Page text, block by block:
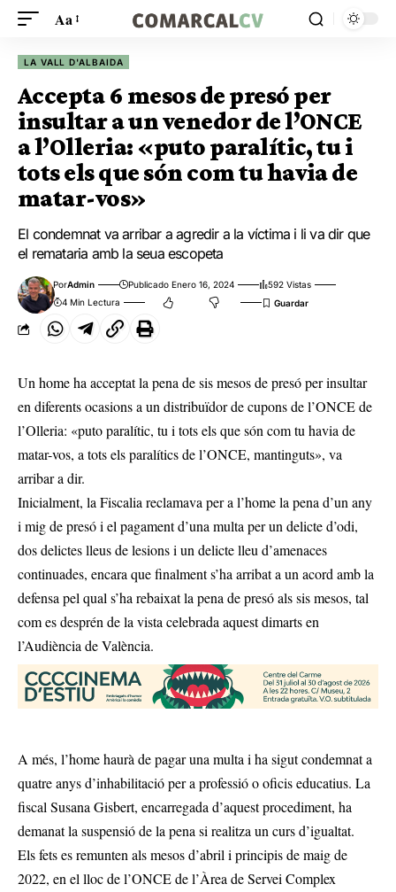
Aa
LA VALL D'ALBAIDA
Accepta 6 mesos de presó per
insultar a un venedor de l’ONCE
a l’Olleria: «puto paralític, tu i
tots els que són com tu havia de
matar-vos»
El condemnat va arribar a agredir a la víctima i li va dir que
el remataria amb la seua escopeta
PorAdmin Publicado Enero 16, 2024
592 Vistas
4 Min Lectura
Un home ha acceptat la pena de sis mesos de presó per insultar
en diferents ocasions a un distribuïdor de cupons de l’ONCE de
l’Olleria: «puto paralític, tu i tots els que són com tu havia de
matar-vos, a tots els paralítics de l’ONCE, mantinguts», va
arribar a dir.
Inicialment, la Fiscalia reclamava per a l’home la pena d’un any
i mig de presó i el pagament d’una multa per un delicte d’odi,
dos delictes lleus de lesions i un delicte lleu d’amenaces
continuades, encara que finalment s’ha arribat a un acord amb la
defensa pel qual s’ha rebaixat la pena de presó als sis mesos, tal
com es desprén de la vista celebrada aquest dimarts en
l’Audiència de València.
A més, l’home haurà de pagar una multa i ha sigut condemnat a
quatre anys d’inhabilitació per a professió o oficis educatius. La
fiscal Susana Gisbert, encarregada d’aquest procediment, ha
demanat la suspensió de la pena si realitza un curs d’igualtat.
Els fets es remunten als mesos d’abril i principis de maig de
2022, en el lloc de l’ONCE de l’Àrea de Servei Complex